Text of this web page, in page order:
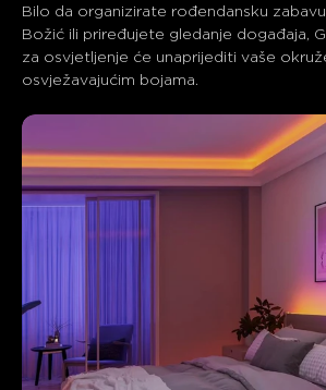
Bilo da organizirate rođendansku
Božić ili priređujete gledanje događaja,
za osvjetljenje će unaprijediti vaše
osvježavajućim bojama.